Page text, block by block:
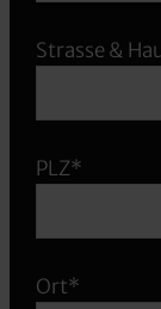
Strasse &
PLZ*
Ort*